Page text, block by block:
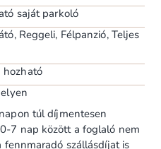
saját parkoló
Reggeli, Félpanzió, Teljes
hozható
túl díjmentesen
7 nap között a foglaló nem
fennmaradó szállásdíjat is